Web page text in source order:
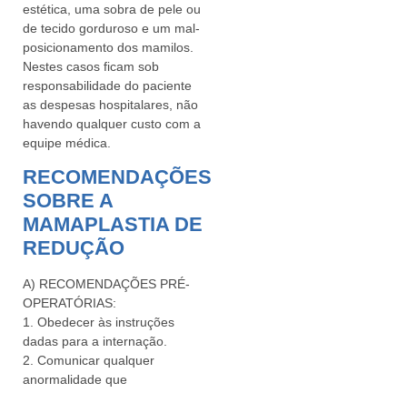
estética, uma sobra de pele ou
de tecido gorduroso e um mal-
posicionamento dos mamilos.
Nestes casos ficam sob
responsabilidade do paciente
as despesas hospitalares, não
havendo qualquer custo com a
equipe médica.
RECOMENDAÇÕES
SOBRE A
MAMAPLASTIA DE
REDUÇÃO
A) RECOMENDAÇÕES PRÉ-
OPERATÓRIAS:
1. Obedecer às instruções
dadas para a internação.
2. Comunicar qualquer
anormalidade que